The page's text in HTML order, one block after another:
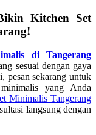
Kitchen Set
di Tangerang
sesuai dengan gaya
pesan sekarang untuk
yang Anda
Minimalis Tangerang
langsung dengan